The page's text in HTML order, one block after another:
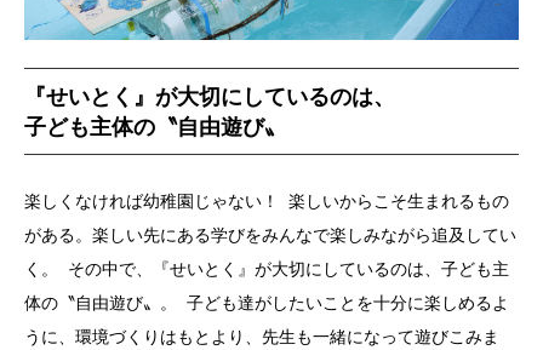
『せいとく』が大切にしているのは、
子ども主体の〝自由遊び〟
楽しくなければ幼稚園じゃない！ 楽しいからこそ生まれるもの
がある。楽しい先にある学びをみんなで楽しみながら追及してい
く。 その中で、『せいとく』が大切にしているのは、子ども主
体の〝自由遊び〟。 子ども達がしたいことを十分に楽しめるよ
うに、環境づくりはもとより、先生も一緒になって遊びこみま